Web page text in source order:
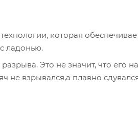
ладонью.
не взрывался,а плавно